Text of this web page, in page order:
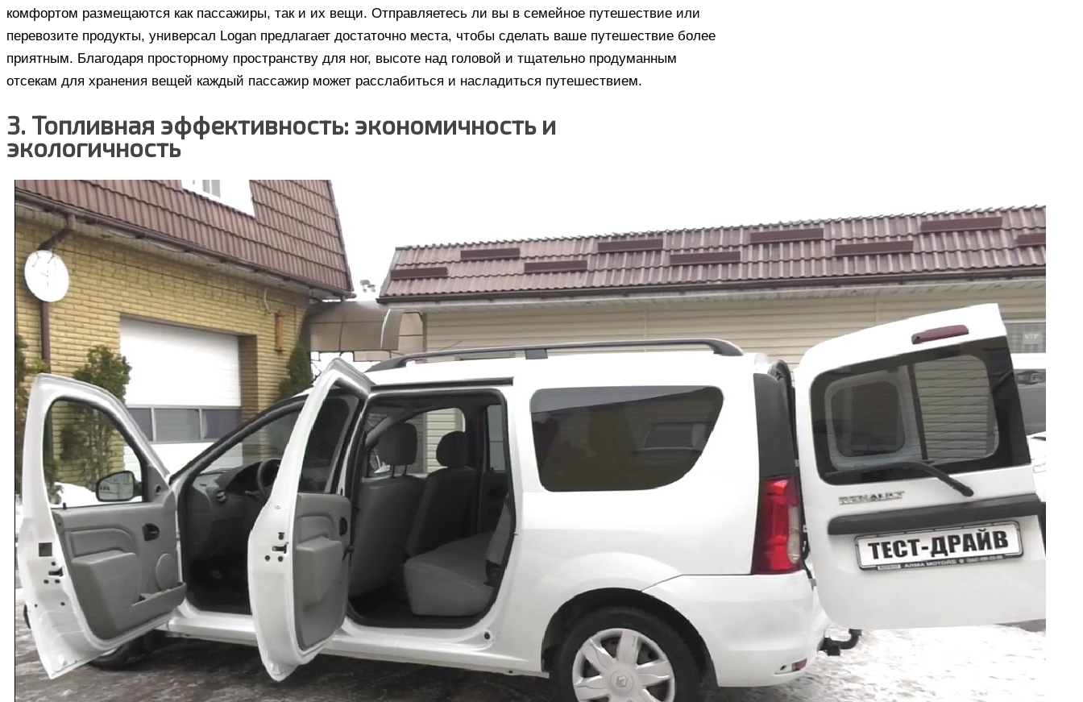
комфортом размещаются как пассажиры, так и их вещи. Отправляетесь ли вы в семейное путешествие или
перевозите продукты, универсал Logan предлагает достаточно места, чтобы сделать ваше путешествие более
приятным. Благодаря просторному пространству для ног, высоте над головой и тщательно продуманным
отсекам для хранения вещей каждый пассажир может расслабиться и насладиться путешествием.
3. Топливная эффективность: экономичность и
экологичность